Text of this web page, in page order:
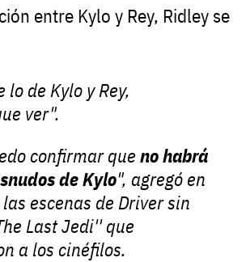
entre Kylo y Rey, Ridley se
lo de Kylo y Rey,
ver".
confirmar queno habrá
de Kylo", agregó en
escenas de Driver sin
Last Jedi'' que
a los cinéfilos.